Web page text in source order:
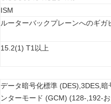
ISM
ルーターバックプレーンへのギガ
15.2(1) T1以上
データ暗号化標準 (DES),3DES,
ンターモード (GCM) (128-,192-